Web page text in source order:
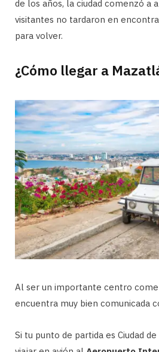
de los años, la ciudad comenzó a
visitantes no tardaron en
para volver.
¿Cómo llegar a
Al ser un importante centro
encuentra muy bien comunicada
Si tu punto de partida es Ciudad